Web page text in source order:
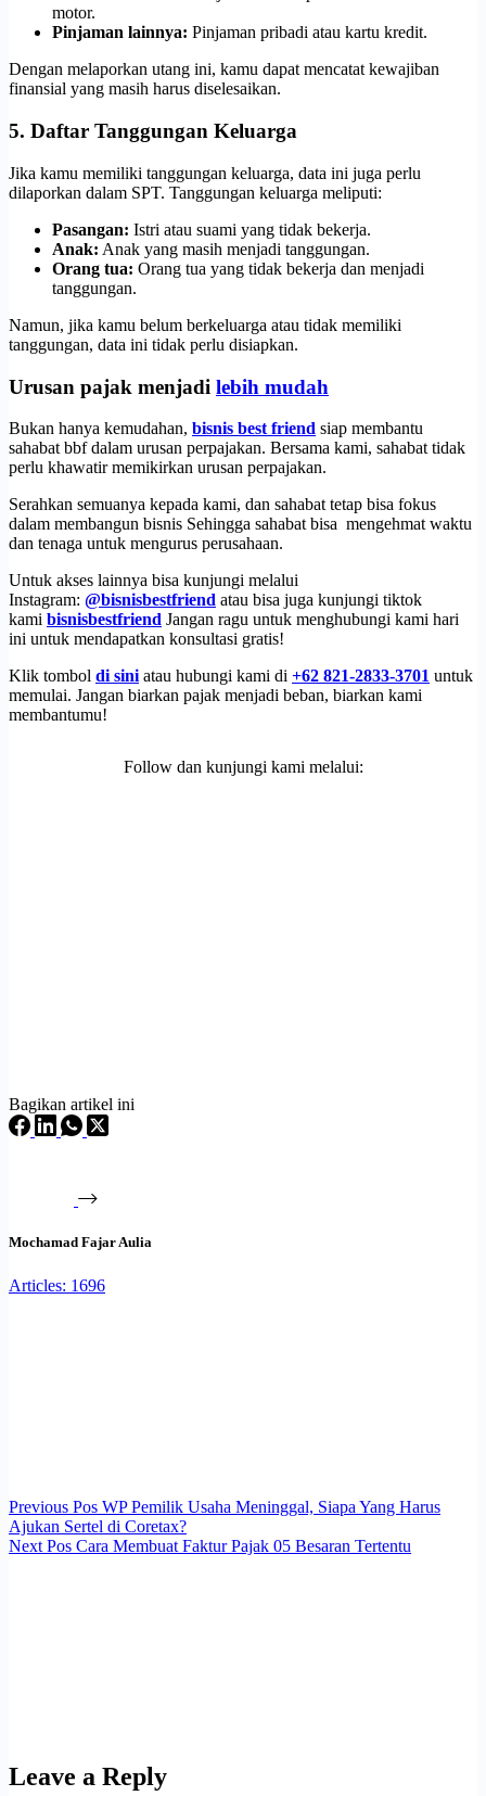
motor.
Pinjaman lainnya: Pinjaman pribadi atau kartu kredit.
Dengan melaporkan utang ini, kamu dapat mencatat kewajiban
finansial yang masih harus diselesaikan.
5. Daftar Tanggungan Keluarga
Jika kamu memiliki tanggungan keluarga, data ini juga perlu
dilaporkan dalam SPT. Tanggungan keluarga meliputi:
Pasangan: Istri atau suami yang tidak bekerja.
Anak: Anak yang masih menjadi tanggungan.
Orang tua: Orang tua yang tidak bekerja dan menjadi
tanggungan.
Namun, jika kamu belum berkeluarga atau tidak memiliki
tanggungan, data ini tidak perlu disiapkan.
Urusan pajak menjadi lebih mudah
Bukan hanya kemudahan, bisnis best friend siap membantu
sahabat bbf dalam urusan perpajakan. Bersama kami, sahabat tidak
perlu khawatir memikirkan urusan perpajakan.
Serahkan semuanya kepada kami, dan sahabat tetap bisa fokus
dalam membangun bisnis Sehingga sahabat bisa mengehmat waktu
dan tenaga untuk mengurus perusahaan.
Untuk akses lainnya bisa kunjungi melalui
Instagram: @bisnisbestfriend atau bisa juga kunjungi tiktok
kami bisnisbestfriend Jangan ragu untuk menghubungi kami hari
ini untuk mendapatkan konsultasi gratis!
Klik tombol di sini atau hubungi kami di +62 821-2833-3701 untuk
memulai. Jangan biarkan pajak menjadi beban, biarkan kami
membantumu!
Follow dan kunjungi kami melalui:
Bagikan artikel ini
Mochamad Fajar Aulia
Articles: 1696
Previous Pos WP Pemilik Usaha Meninggal, Siapa Yang Harus
Ajukan Sertel di Coretax?
Next Pos Cara Membuat Faktur Pajak 05 Besaran Tertentu
Leave a Reply